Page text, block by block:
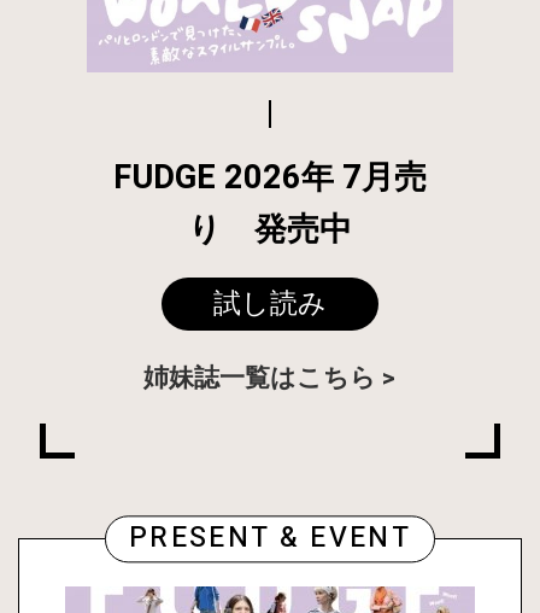
FUDGE 2026年 7月売
り 発売中
試し読み
姉妹誌一覧はこちら
PRESENT & EVENT